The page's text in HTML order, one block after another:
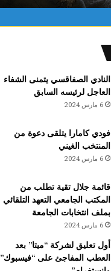
النادي الصفاقسي يتمنى الشفاء
العاجل لرئيسه السابق
6 مارس 2024
فودي كامارا يتلقى دعوة من
المنتخب الغيني
6 مارس 2024
قائمة جلال تقية تطلب من
المكتب الجامعي التعهد التلقائي
بملف انتخابات الجامعة
6 مارس 2024
أول تعليق لشركة “ميتا” بعد
العطب المفاجئ على “فيسبوك”